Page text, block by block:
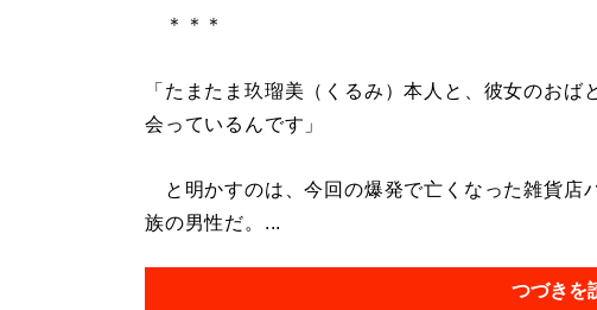
＊＊＊
「たまたま玖瑠美（くるみ）本人と、彼女のお
会っているんです」
と明かすのは、今回の爆発で亡くなった雑貨店
族の男性だ。...
つづきを